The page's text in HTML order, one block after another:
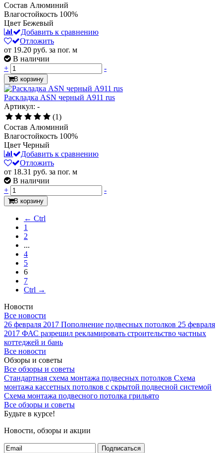
Состав Алюминий
Влагостойкость 100%
Цвет Бежевый
Добавить к сравнению
Отложить
от 19.20 руб. за пог. м
В наличии
+
-
В корзину
Раскладка ASN черный А911 rus
Артикул: -
(1)
Состав Алюминий
Влагостойкость 100%
Цвет Черный
Добавить к сравнению
Отложить
от 18.31 руб. за пог. м
В наличии
+
-
В корзину
← Ctrl
1
2
...
4
5
6
7
Ctrl →
Новости
Все новости
26 февраля 2017 Пополнение подвесных потолков 25 февраля
2017 ФАС разрешил рекламировать строительство частных
коттеджей и бань
Все новости
Обзоры и советы
Все обзоры и советы
Стандартная схема монтажа подвесных потолков Схема
монтажа кассетных потолков с скрытой подвесной системой
Схема монтажа подвесного потолка грильято
Все обзоры и советы
Будьте в курсе!
Новости, обзоры и акции
Подписаться